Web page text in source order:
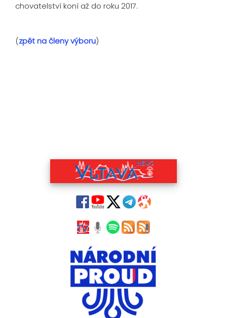
chovatelství koní až do roku 2017.
(zpět na členy výboru)